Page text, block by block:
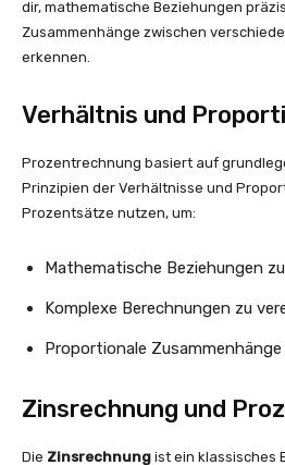
dir, mathematische Beziehungen
Zusammenhänge zwischen
erkennen.
Verhältnis und
Prozentrechnung basiert auf
Prinzipien der Verhältnisse und
Prozentsätze nutzen, um:
Mathematische Beziehungen
Komplexe Berechnungen zu
Proportionale
Zinsrechnung und
Die Zinsrechnung ist ein klassisches